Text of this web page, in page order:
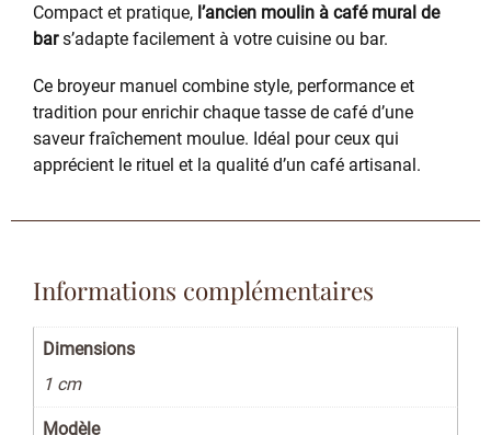
Compact et pratique, l’ancien moulin à café mural de
bars’adapte facilement à votre cuisine ou bar.
Ce broyeur manuel combine style, performance et
tradition pour enrichir chaque tasse de café d’une
saveur fraîchement moulue. Idéal pour ceux qui
apprécient le rituel et la qualité d’un café artisanal.
Informations complémentaires
Dimensions
1 cm
Modèle